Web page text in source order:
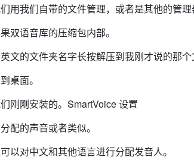
用我们自带的文件管理，或者是其他的管理
双语音库的压缩包内部。
文的文件夹名字长按解压到我刚才说的那个
桌面。
刚刚安装的。SmartVoice 设置
配的声音或者类似。
以对中文和其他语言进行分配发音人。